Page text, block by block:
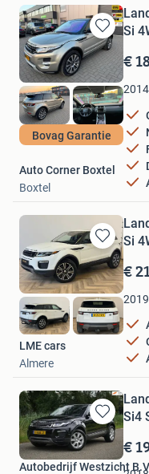
Bewaren
in
Mijn
Favorieten
Bovag Garantie
Si
€
2014
Auto Corner Boxtel
Boxtel
Bewaren
in
Mijn
Favorieten
Si
€
2019
LME cars
Almere
Bewaren
in
Favorieten
Si4
€
Autobedrijf Westzicht